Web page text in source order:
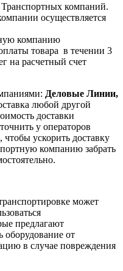
компаний.
осуществляется
компанию
товара в течении 3
на расчетный счет
Деловые Линии,
любой другой
доставки
у операторов
чтобы ускорить доставку
компанию забрать
может
предлагают
оборудование от
в случае повреждения